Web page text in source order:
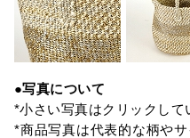
●写真について
*小さい写真はクリックして
*商品写真は代表的な柄や